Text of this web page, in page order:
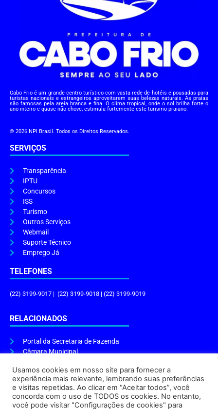
Cabo Frio é um grande centro turístico com vasta rede de hotéis e pousadas para
turistas nacionais e estrangeiros aproveitarem suas belezas naturais. As praias
são famosas pela areia branca e fina. O clima tropical, onde o sol brilha forte o
ano inteiro e quase não chove, estimula fortemente este turismo praiano.
© 2026 NPI Brasil. Todos os Direitos Reservados.
SERVIÇOS
Transparência
IPTU
Concursos
ISS
Turismo
Outros Serviços
Webmail
Suporte Técnico
Emprego Já
TELEFONES
(22) 3199-9017 | (22) 3199-9018 | (22) 3199-9019
RELACIONADOS
Portal da Secretaria de Fazenda
Câmara Municipal
ENDEREÇO E HORÁRIO
Endereço:Praça Tiradentes, s/n – Centro, Cabo Frio – RJ, 28906-290
Usamos cookies em nosso site para fornecer a
experiência mais relevante, lembrando suas preferências
e visitas repetidas. Ao clicar em “Aceitar todos”, você
concorda com o uso de TODOS os cookies. No entanto,
você pode visitar "Configurações de cookies" para